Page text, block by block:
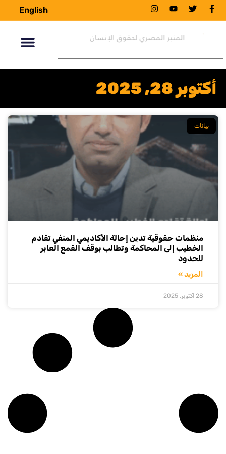
English
أكتوبر 28, 2025
بيانات
منظمات حقوقية تدين إحالة الأكاديمي المنفي تقادم
الخطيب إلى المحاكمة وتطالب بوقف القمع العابر
للحدود
المزيد »
28 أكتوبر, 2025